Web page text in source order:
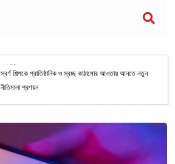
স্বর্ণ শিল্পকে প্রাতিষ্ঠানিক ও স্বচ্ছ কাঠামোর আওতায় আনতে নতুন
নীতিমালা প্রণয়ন